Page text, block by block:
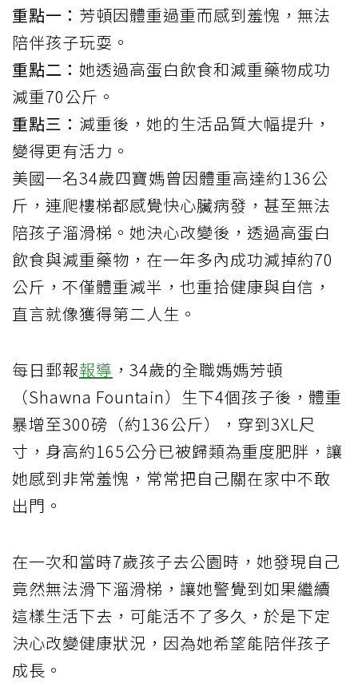
重點一： 芳頓因體重過重而感到羞愧，無法
陪伴孩子玩耍。
重點二： 她透過高蛋白飲食和減重藥物成功
減重70公斤。
重點三： 減重後，她的生活品質大幅提升，
變得更有活力。
美國一名34歲四寶媽曾因體重高達約136公
斤，連爬樓梯都感覺快心臟病發，甚至無法
陪孩子溜滑梯。她決心改變後，透過高蛋白
飲食與減重藥物，在一年多內成功減掉約70
公斤，不僅體重減半，也重拾健康與自信，
直言就像獲得第二人生。
每日郵報報導 ，34歲的全職媽媽芳頓
（Shawna Fountain）生下4個孩子後，體重
暴增至300磅（約136公斤），穿到3XL尺
寸，身高約165公分已被歸類為重度肥胖，讓
她感到非常羞愧，常常把自己關在家中不敢
出門。
在一次和當時7歲孩子去公園時，她發現自己
竟然無法滑下溜滑梯，讓她警覺到如果繼續
這樣生活下去，可能活不了多久，於是下定
決心改變健康狀況，因為她希望能陪伴孩子
成長。